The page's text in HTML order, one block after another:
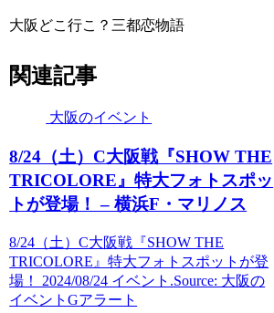
大阪どこ行こ？三都恋物語
関連記事
大阪のイベント
8/24（土）C大阪戦『SHOW THE
TRICOLORE』特大フォトスポッ
トが登場！ – 横浜F・マリノス
8/24（土）C大阪戦『SHOW THE
TRICOLORE』特大フォトスポットが登
場！ 2024/08/24 イベント.Source: 大阪の
イベントGアラート